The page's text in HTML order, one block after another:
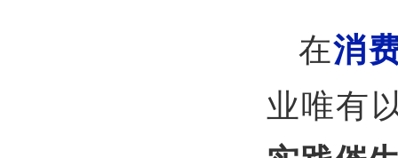
在消
业唯有